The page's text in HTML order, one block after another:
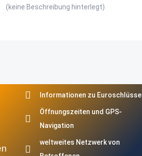
(keine Beschreibung hinterlegt)
Informationen zu Euroschlüssel
Öffnungszeiten und GPS-
Navigation
weltweites Netzwerk von